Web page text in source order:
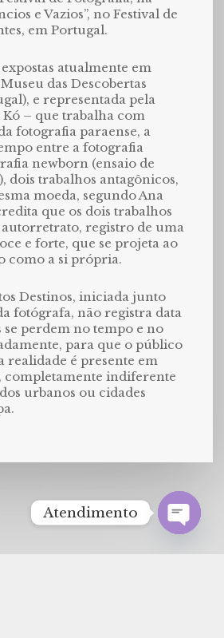
e Vazios”, no Festival de
em Portugal.
atualmente em
das Descobertas
e representada pela
Kó – que trabalha com
fotografia paraense, a
entre a fotografia
newborn (ensaio de
dois trabalhos antagônicos,
moeda, segundo Ana
que os dois trabalhos
registro de uma
e forte, que se projeta ao
como a si própria.
Destinos, iniciada junto
fotógrafa, não registra data
se perdem no tempo e no
para que o público
realidade é presente em
completamente indiferente
urbanos ou cidades
Atendimento
chaty